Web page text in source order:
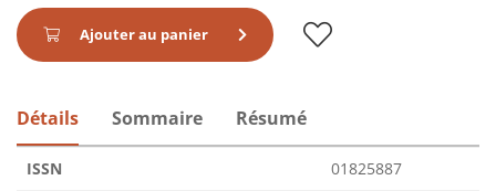
Ajouter au panier
Détails Sommaire Résumé
ISSN 01825887